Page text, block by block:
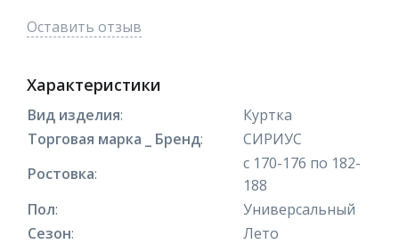
Оставить отзыв
Характеристики
Вид изделия:
Куртка
Торговая марка _ Бренд:
СИРИУС
Ростовка:
с 170-176 по 182-
188
Пол:
Универсальный
Сезон:
Лето